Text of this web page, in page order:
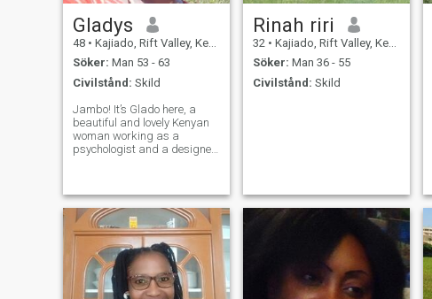
Gladys
48 • Kajiado, Rift Valley, Kenya
Söker: Man 53 - 63
Civilstånd: Skild
Jambo! It’s Glado here, a
beautiful and lovely Kenyan
woman working as a
psychologist and a designer
person. Walking with people
in their different life
situations and des
Rinah riri
32 • Kajiado, Rift Valley, Kenya
Söker: Man 36 - 55
Civilstånd: Skild